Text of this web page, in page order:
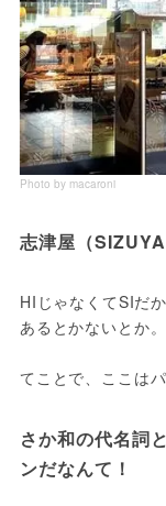
Photo by macaroni
志津屋（SIZUYA
HIじゃなくてSIだ
あるとかないとか。
さか和の代名詞